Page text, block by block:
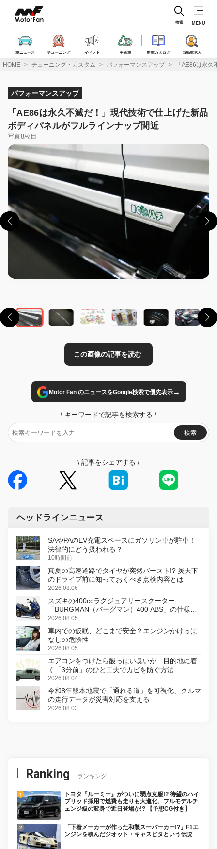
ス
車ニュース チューニング イベント 中古車 新車カタログ 自動車求人
検索 MENU
HOME チューニング・カスタム パフォーマンスアップ 「AE86は永
パフォーマンスアップ
「AE86は永久不滅だ！」現代技術で仕上げた新品
ボディパネルがフルラインナップ間近
写真8枚目
Motor Fan のニュースをGoogle検索で優先表示→
\ キーワードで記事を検索する /
検索
\ 記事をシェアする /
ヘッドラインニュース
SAやPAのEV充電スペースにガソリン車が駐車！
法律的にどう扱われる？
10時間前
真夏の高速道路でタイヤが突然バースト!? 炎天下
のドライブ前に知っておくべき点検内容とは
2026.08.06
スズキの400ccラグジュアリースクーター
「BURGMAN（バーグマン）400 ABS」の仕様を
変更し、8月18日に発売
2026.08.05
車内での仮眠、どこまで安全？エンジンかけっぱ
なしの危険性
2026.08.05
エアコンをつけたら酸っぱい臭いが…目的地に着
く「3分前」のひと工夫でカビを防ぐ方法
2026.08.04
令和8年熊本地震で「通れる道」を可視化、クルマ
の走行データが災害対応を支える
2026.08.03
Ranking ランキング
トヨタ『ルーミー』がついに弱点克服!? 待望のハイ
ブリッド採用で燃費も走りも大進化、フルモデルチ
ェンジ級の変身で近日登場か!? 【予想CG付き】
「下着メーカーが作った和製スーパーカー!?」F1エ
ンジンを積んだジオット・キャスピタという伝説